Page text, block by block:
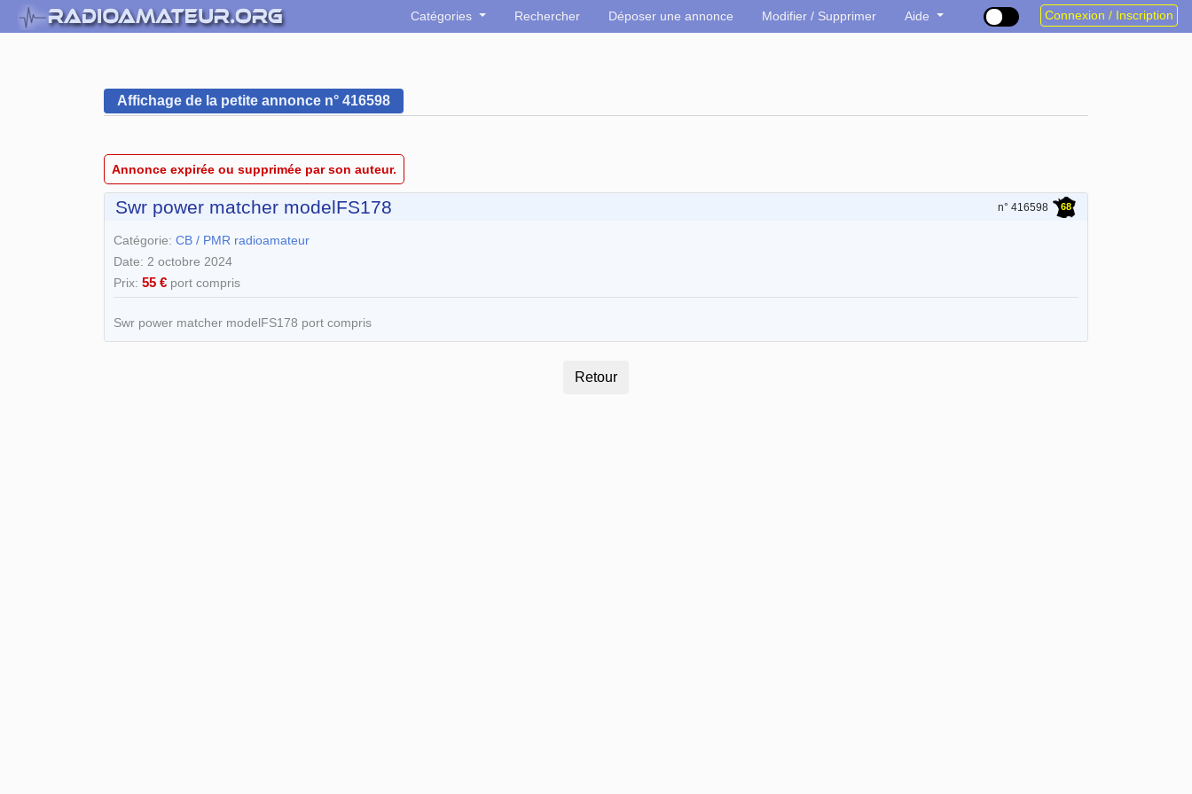
Catégories Rechercher Déposer une annonce Modifier / Supprimer Aide Connexion / Inscription
Affichage de la petite annonce n° 416598
Annonce expirée ou supprimée par son auteur.
Swr power matcher modelFS178 n° 416598 68
Catégorie: CB / PMR radioamateur
Date: 2 octobre 2024
Prix: 55 € port compris
Swr power matcher modelFS178 port compris